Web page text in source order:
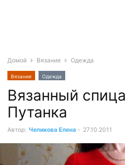
Домой Вязание Одежда
Вязание Одежда
Вязанный
Путанка
Автор: Чепикова Елена - 27.10.2011